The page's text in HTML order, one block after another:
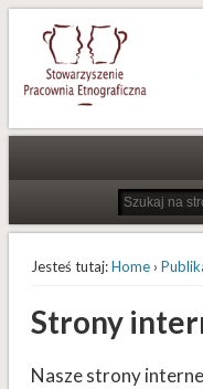
To etnografki i etnografowie,
Jesteś tutaj:Home›
Strony
Nasze strony